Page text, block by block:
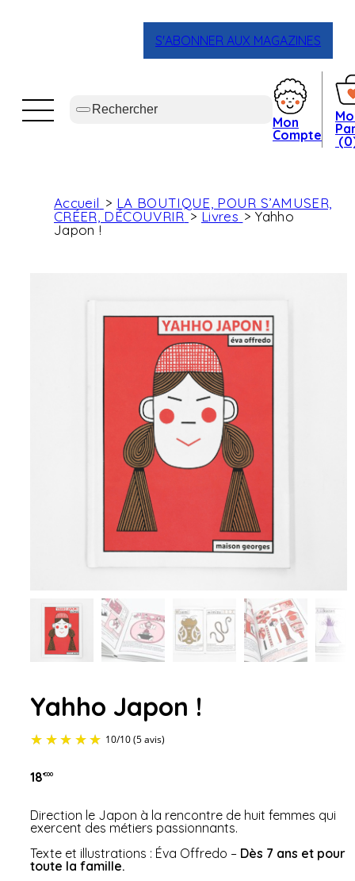
S'ABONNER AUX MAGAZINES
Mon
Compte
Accueil
LA BOUTIQUE, POUR S’AMUSER,
CRÉER, DÉCOUVRIR
Livres
Yahho
Japon !
Yahho Japon !
10
18€00
Direction le Japon à la rencontre de huit femmes qui
exercent des métiers passionnants.
Texte et illustrations : Éva Offredo – Dès 7 ans et pour
toute la famille.